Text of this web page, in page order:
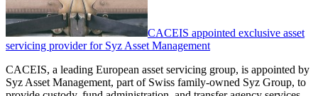
CACEIS appointed exclusive asset
servicing provider for Syz Asset Management
CACEIS, a leading European asset servicing group, is appointed by
Syz Asset Management, part of Swiss family-owned Syz Group, to